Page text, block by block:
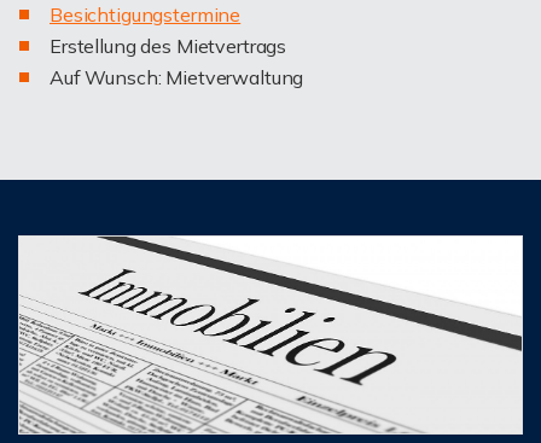
Besichtigungstermine
Erstellung des Mietvertrags
Auf Wunsch: Mietverwaltung